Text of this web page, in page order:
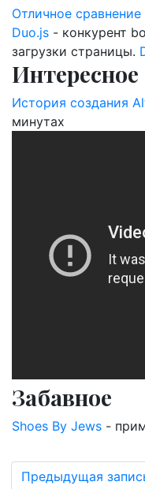
Отличное
Duo.js - конкурент
загрузки страницы.
Интересное
История создания
минутах
Забавное
Shoes By Jews -
Предыдущая